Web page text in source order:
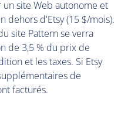
site Web autonome et
dehors d'Etsy (15 $/mois).
site Pattern se verra
de 3,5 % du prix de
et les taxes. Si Etsy
de
facturés.